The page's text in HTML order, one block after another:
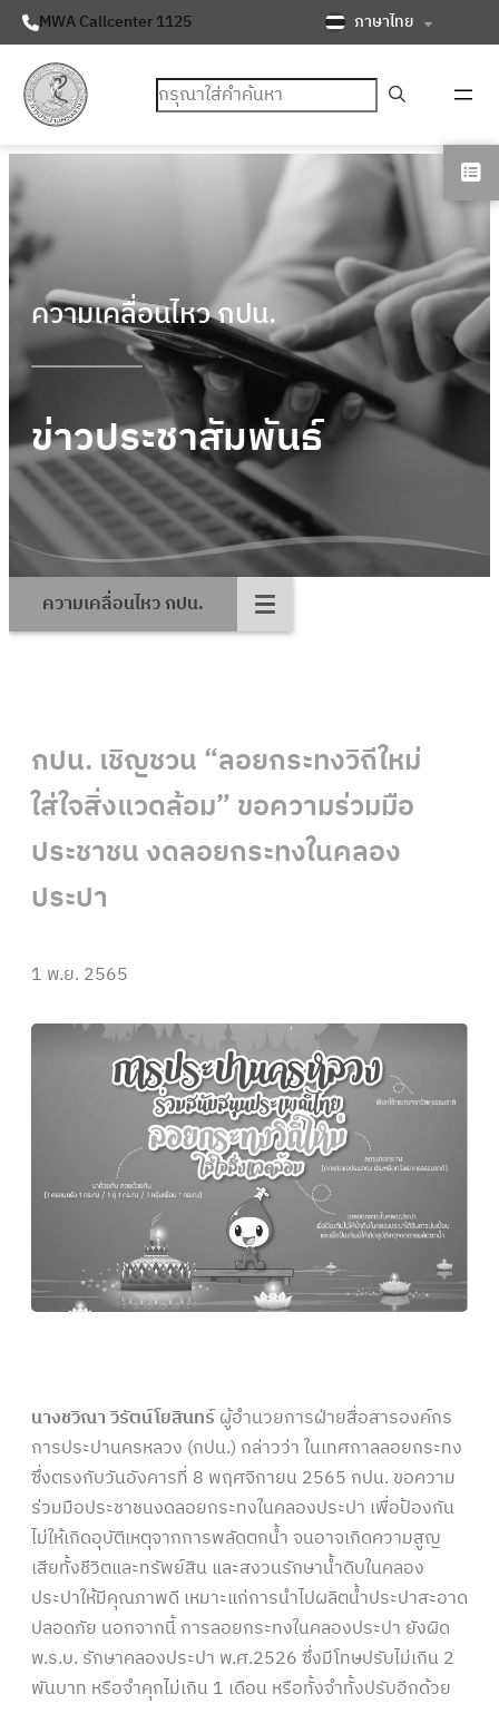
MWA Callcenter 1125 ภาษาไทย
ค้นหา
ความเคลื่อนไหว กปน.
ข่าวประชาสัมพันธ์
ความเคลื่อนไหว กปน.
กปน. เชิญชวน “ลอยกระทงวิถีใหม่
ใส่ใจสิ่งแวดล้อม” ขอความร่วมมือ
ประชาชน งดลอยกระทงในคลอง
ประปา
1 พ.ย. 2565
นางชวิณา วิรัตน์โยสินทร์ผู้อำนวยการฝ่ายสื่อสารองค์กร
การประปานครหลวง (กปน.) กล่าวว่า ในเทศกาลลอยกระทง
ซึ่งตรงกับวันอังคารที่ 8 พฤศจิกายน 2565 กปน. ขอความ
ร่วมมือประชาชนงดลอยกระทงในคลองประปา เพื่อป้องกัน
ไม่ให้เกิดอุบัติเหตุจากการพลัดตกน้ำ จนอาจเกิดความสูญ
เสียทั้งชีวิตและทรัพย์สิน และสงวนรักษาน้ำดิบในคลอง
ประปาให้มีคุณภาพดี เหมาะแก่การนำไปผลิตน้ำประปาสะอาด
ปลอดภัย นอกจากนี้ การลอยกระทงในคลองประปา ยังผิด
พ.ร.บ. รักษาคลองประปา พ.ศ.2526 ซึ่งมีโทษปรับไม่เกิน 2
พันบาท หรือจำคุกไม่เกิน 1 เดือน หรือทั้งจำทั้งปรับอีกด้วย